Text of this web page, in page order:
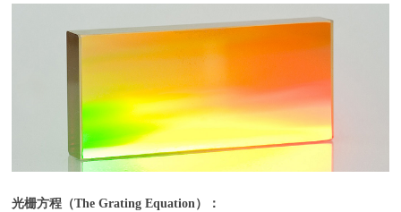
光栅方程（The Grating Equation）：